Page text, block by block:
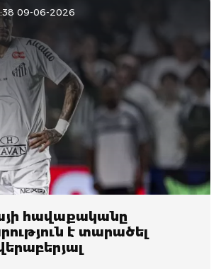
09-06-2026
հավաքականը
է տարածել